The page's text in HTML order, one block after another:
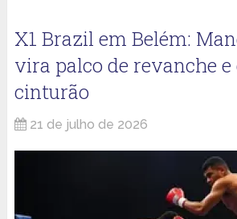
X1 Brazil em Belém:
vira palco de revanche e
cinturão
21 de julho de 2026